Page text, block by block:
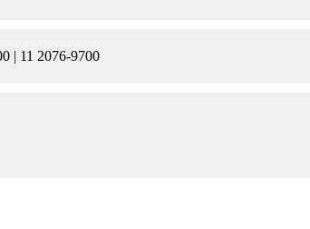
| 11 2076-9700